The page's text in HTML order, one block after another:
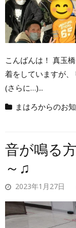
こんばんは！ 真玉
着をしていますが
(さらに…)...
まはろからのお
音が鳴る
～♫
2023年1月27日